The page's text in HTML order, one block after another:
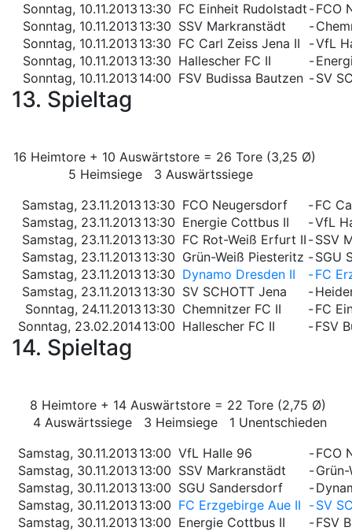
Sonntag, 10.11.2013 13:30 FC Einheit Rudolstadt -FCO
Sonntag, 10.11.2013 13:30 SSV Markranstädt -
Sonntag, 10.11.2013 13:30 FC Carl Zeiss Jena II -VfL
Sonntag, 10.11.2013 13:30 Hallescher FC II -
Sonntag, 10.11.2013 14:00 FSV Budissa Bautzen -SV
13. Spieltag
16 Heimtore + 10 Auswärtstore = 26 Tore (3,25 Ø)
5 Heimsiege 3 Auswärtssiege
Samstag, 23.11.2013 13:30 FCO Neugersdorf -FC
Samstag, 23.11.2013 13:30 Energie Cottbus II -VfL
Samstag, 23.11.2013 13:30 FC Rot-Weiß Erfurt II -SSV
Samstag, 23.11.2013 13:30 Grün-Weiß Piesteritz -SGU
Samstag, 23.11.2013 13:30 Dynamo Dresden II -FC
Samstag, 23.11.2013 13:30 SV SCHOTT Jena -
Sonntag, 24.11.2013 13:30 Chemnitzer FC II -FC
Sonntag, 23.02.201413:00 Hallescher FC II -FSV
14. Spieltag
8 Heimtore + 14 Auswärtstore = 22 Tore (2,75 Ø)
4 Auswärtssiege 3 Heimsiege 1 Unentschieden
Samstag, 30.11.2013 13:00 VfL Halle 96 -FCO
Samstag, 30.11.2013 13:00 SSV Markranstädt -
Samstag, 30.11.2013 13:00 SGU Sandersdorf -
Samstag, 30.11.2013 13:00 FC Erzgebirge Aue II -SV
Samstag, 30.11.2013 13:00 Energie Cottbus II -FSV